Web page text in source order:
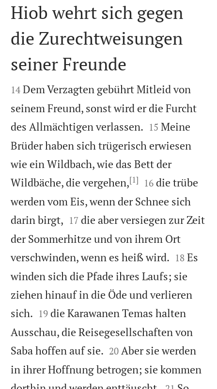

Hiob wehrt sich gegen
die Zurechtweisungen
seiner Freunde

14 Dem Verzagten gebührt Mitleid von
seinem Freund, sonst wird er die Furcht
des Allmächtigen verlassen. 

15 Meine
Brüder haben sich trügerisch erwiesen
wie ein Wildbach, wie das Bett der
Wildbäche, die vergehen,[1] 

16 die trübe
werden vom Eis, wenn der Schnee sich
darin birgt, 

17 die aber versiegen zur Zeit
der Sommerhitze und von ihrem Ort
verschwinden, wenn es heiß wird. 

18 Es
winden sich die Pfade ihres Laufs; sie
ziehen hinauf in die Öde und verlieren
sich. 

19 die Karawanen Temas halten
Ausschau, die Reisegesellschaften von
Saba hoffen auf sie. 

20 Aber sie werden
in ihrer Hoffnung betrogen; sie kommen